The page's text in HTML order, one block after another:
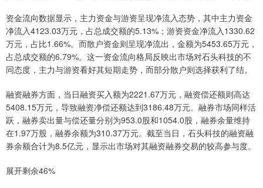
资金流向数据显示，主力资金与游资呈现净流入态势，其中主力资金
净流入4123.03万元，占总成交额的5.13%；游资资金净流入1330.62
万元，占比1.66%。而散户资金则呈现净流出，金额为5453.65万元，
占总成交额的6.79%。这一资金流向格局反映出市场对石头科技的不
同态度，主力与游资看好其短期走势，而部分散户则选择获利了结。
融资融券方面，当日融资买入额为2221.67万元，融资偿还额则高达
5408.15万元，导致融资净偿还额达到3186.48万元。融券市场同样活
跃，融券卖出量与偿还量分别为953.0股和1054.0股，融券余量维持
在1.97万股，融券余额为310.37万元。截至当日，石头科技的融资融
券余额合计为8.5亿元，显示出市场对其融资融券交易的较高参与度。
展开剩余46%